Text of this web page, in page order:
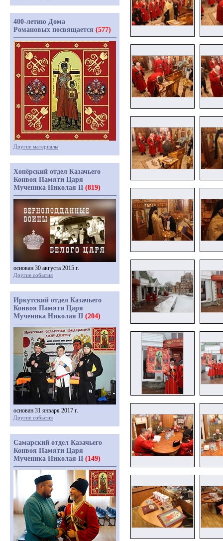
400-летию Дома
Романовых посвящается (577)
Другие материалы
Хопёрский отдел Казачьего
Конвоя Памяти Царя
Мученика Николая II (819)
основан 30 августа 2015 г.
Другие события
Иркутский отдел Казачьего
Конвоя Памяти Царя
Мученика Николая II (204)
основан 31 января 2017 г.
Другие события
Самарский отдел Казачьего
Конвоя Памяти Царя
Мученика Николая II (149)